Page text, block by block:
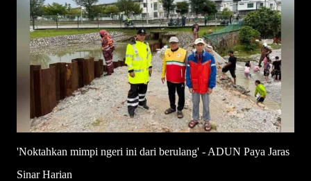
'Noktahkan mimpi ngeri ini dari berulang' - ADUN Paya Jaras
Sinar Harian